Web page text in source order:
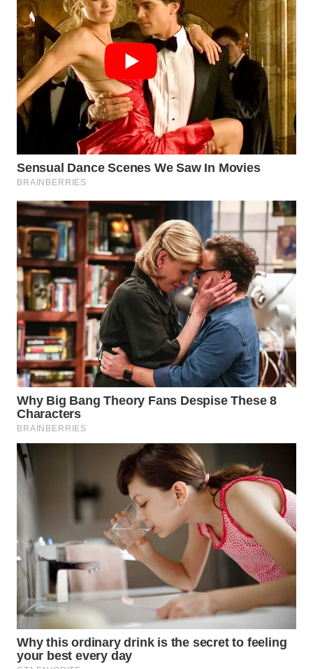
WN
INDRAMAYU
WN
KUNINGAN
WN
MAJALENGKA
WN
SUBANG
WN
SUKABUMI
WN
PURWAKARTA
WN
PRIANGAN
TIMUR
WN
SEMARANG
WN
SOLO
BOROBUDUR
WN
MADURA
WN
SURABAYA
WN
NATUNA